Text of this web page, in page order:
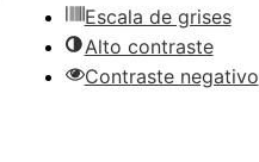
Escala de grises
Alto contraste
Contraste negativo